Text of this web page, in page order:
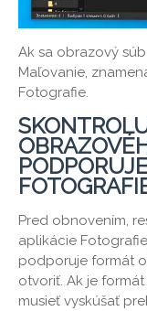
Ak sa obrazový
Maľovanie,
Fotografie.
Pred obnovením,
aplikácie
podporuje formát
otvoriť. Ak je
musieť vyskúšať